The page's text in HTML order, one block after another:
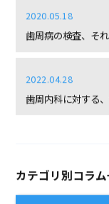
2020.05.18
歯周病の検査、そ
2022.04.28
歯周内科に対する
カテゴリ別コラ